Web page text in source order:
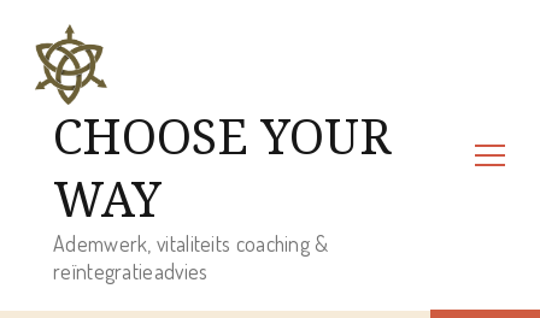
CHOOSE YOUR
WAY
Ademwerk, vitaliteits coaching &
reïntegratieadvies